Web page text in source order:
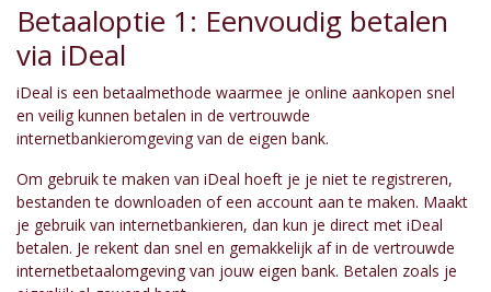
Betaaloptie 1: Eenvoudig betalen
via iDeal
iDeal is een betaalmethode waarmee je online aankopen snel
en veilig kunnen betalen in de vertrouwde
internetbankieromgeving van de eigen bank.
Om gebruik te maken van iDeal hoeft je je niet te registreren,
bestanden te downloaden of een account aan te maken. Maakt
je gebruik van internetbankieren, dan kun je direct met iDeal
betalen. Je rekent dan snel en gemakkelijk af in de vertrouwde
internetbetaalomgeving van jouw eigen bank. Betalen zoals je